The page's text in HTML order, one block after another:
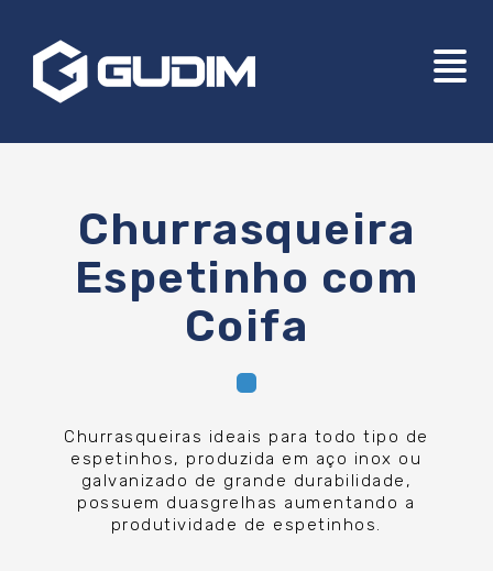
Churrasqueira
Espetinho com
Coifa
Churrasqueiras ideais para todo tipo de
espetinhos, produzida em aço inox ou
galvanizado de grande durabilidade,
possuem duasgrelhas aumentando a
produtividade de espetinhos.